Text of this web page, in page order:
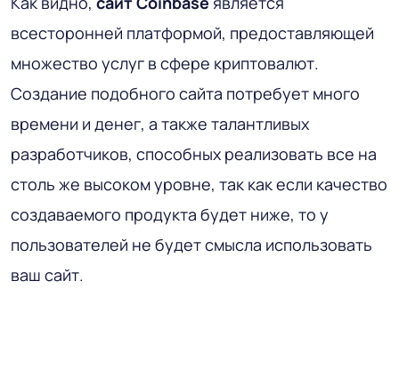
всесторонней платформой, предоставляющей
множество услуг в сфере криптовалют.
Создание подобного сайта потребует много
времени и денег, а также талантливых
разработчиков, способных реализовать все на
столь же высоком уровне, так как если качество
создаваемого продукта будет ниже, то у
пользователей не будет смысла использовать
ваш сайт.